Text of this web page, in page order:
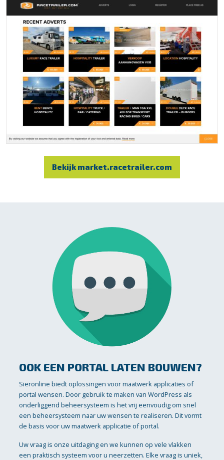
Bekijk market.racetrailer.com
OOK EEN PORTAL LATEN BOUWEN?
Sieronline biedt oplossingen voor maatwerk applicaties of
portal wensen. Door gebruik te maken van WordPress als
onderliggend beheersysteem is het vrij eenvoudig om snel
een beheersysteem naar uw wensen te realiseren. Dit vormt
de basis voor uw maatwerk applicatie of portal.
Uw vraag is onze uitdaging en we kunnen op vele vlakken
een praktisch systeem voor u neerzetten. Elke vraag is uniek,